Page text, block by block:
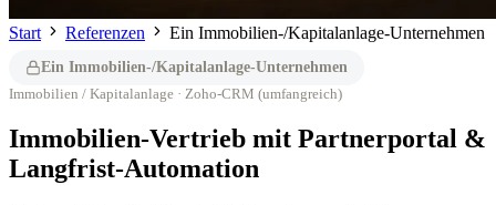
Start Referenzen Ein Immobilien-/Kapitalanlage-Unternehmen
Ein Immobilien-/Kapitalanlage-Unternehmen
Immobilien / Kapitalanlage · Zoho-CRM (umfangreich)
Immobilien-Vertrieb mit Partnerportal &
Langfrist-Automation